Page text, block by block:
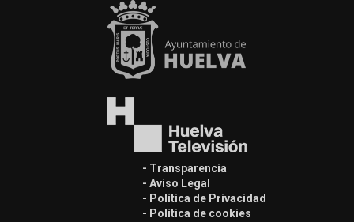
- Transparencia
- Aviso Legal
- Política de Privacidad
- Política de cookies